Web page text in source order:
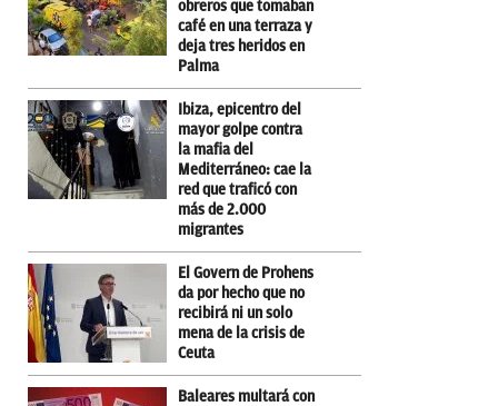
obreros que tomaban
café en una terraza y
deja tres heridos en
Palma
Ibiza, epicentro del
mayor golpe contra
la mafia del
Mediterráneo: cae la
red que traficó con
más de 2.000
migrantes
El Govern de Prohens
da por hecho que no
recibirá ni un solo
mena de la crisis de
Ceuta
Baleares multará con